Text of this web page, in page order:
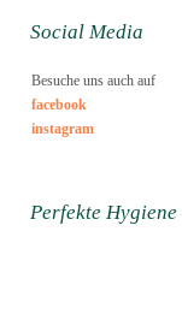
Social Media
Besuche uns auch auf
facebook
instagram
Perfekte Hygiene